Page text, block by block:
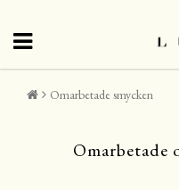
Omarbetade smycken
Omarbetade